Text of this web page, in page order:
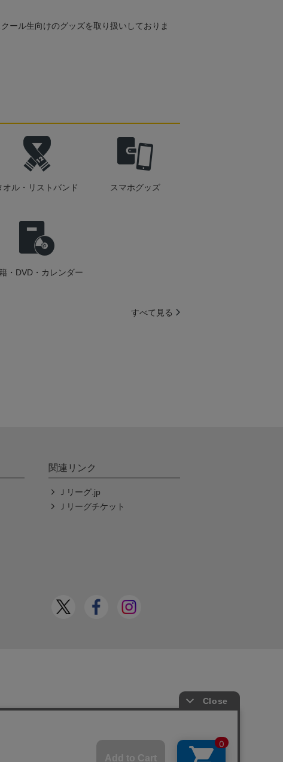
ール生向けのグッズを取り扱いしておりま
オル・リストバンド スマホグッズ
・DVD・カレンダー
すべて見る
関連リンク
Ｊリーグ.jp
Ｊリーグチケット